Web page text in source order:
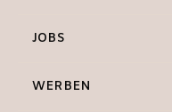
JOBS
WERBEN